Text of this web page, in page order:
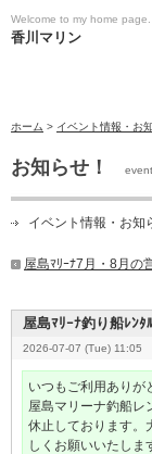
Welcome to my home page.
香川マリン
ホーム > イベント情報・お
お知らせ！ event
イベント情報・お知
屋島ﾏﾘｰﾅ7月・8月の
屋島ﾏﾘｰﾅ釣り船ﾚﾝﾀ
2026-07-07 (Tue) 11:05
いつもご利用ありが
屋島マリーナ釣船レ
休止しております。
しくお願いいたしま